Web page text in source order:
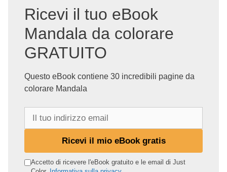
Ricevi il tuo eBook
Mandala da colorare
GRATUITO
Questo eBook contiene 30 incredibili pagine da
colorare Mandala
o
Ricevi il mio eBook gratis
Accetto di ricevere l'eBook gratuito e le email di Just